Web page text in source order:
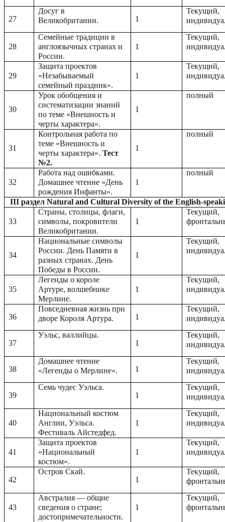
27
Досуг в
Великобритании.
1
Текущий,
28
Семейные традиции в
англоязычных странах и
России.
1
Текущий,
29
Защита проектов
«Незабываемый
семейный праздник».
1
Текущий,
30
Урок обобщения и
систематизации знаний
по теме «Внешность и
черты характера».
1
полный
31
Контрольная работа по
теме «Внешность и
черты характера». Тест
№2.
1
полный
32
Работа над ошибками.
Домашнее чтение «День
рождения Инфанты».
1
полный
III раздел Natural and Cultural Diversity of the English-
33
Страны, столицы, флаги,
символы, покровители
Великобритании.
1
Текущий,
34
Национальные символы
России. День Памяти в
разных странах. День
Победы в России.
1
Текущий,
35
Легенды о короле
Артуре, волшебнике
Мерлине.
1
Текущий,
36
Повседневная жизнь при
дворе Короля Артура.
1
Текущий,
37
Уэльс, валлийцы.
1
Текущий,
38
Домашнее чтение
«Легенды о Мерлине».
1
Текущий,
39
Семь чудес Уэльса.
1
Текущий,
40
Национальный костюм
Англии, Уэльса.
Фестиваль Айстедфед.
1
Текущий,
41
Защита проектов
«Национальный
костюм».
1
Текущий,
42
Остров Скай.
1
Текущий,
43
Австралия — общие
сведения о стране;
достопримечательности.
1
Текущий,